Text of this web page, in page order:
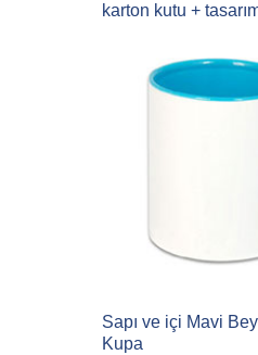
karton kutu +
Sapı ve içi Mavi
Kupa